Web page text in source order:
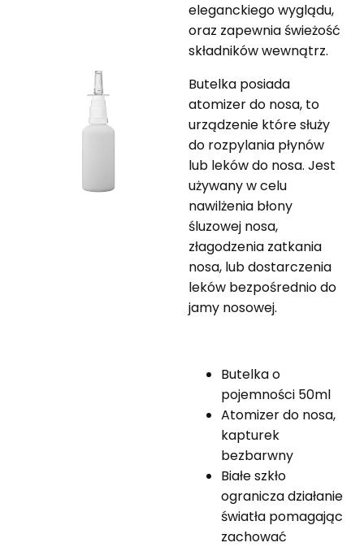
eleganckiego wyglądu,
oraz zapewnia świeżość
składników wewnątrz.
Butelka posiada
atomizer do nosa, to
urządzenie które służy
do rozpylania płynów
lub leków do nosa. Jest
używany w celu
nawilżenia błony
śluzowej nosa,
złagodzenia zatkania
nosa, lub dostarczenia
leków bezpośrednio do
jamy nosowej.
Butelka o
pojemności 50ml
Atomizer do nosa,
kapturek
bezbarwny
Białe szkło
ogranicza działanie
światła pomagając
zachować